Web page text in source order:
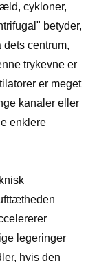
cykloner,
betyder,
centrum,
trykevne er
er meget
kanaler eller
enklere
legeringer
hvis den